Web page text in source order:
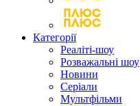
Категорії
Реаліті-шоу
Розважальні шоу
Новини
Серіали
Мультфільми